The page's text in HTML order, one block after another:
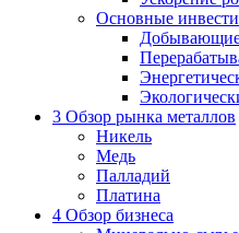
Основные
3 Обзор рынка металлов
Никель
Медь
Палладий
Платина
4 Обзор бизнеса